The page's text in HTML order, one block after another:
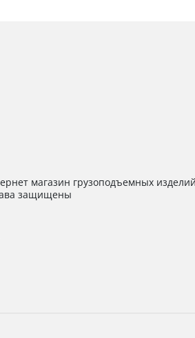
магазин грузоподъемных
защищены